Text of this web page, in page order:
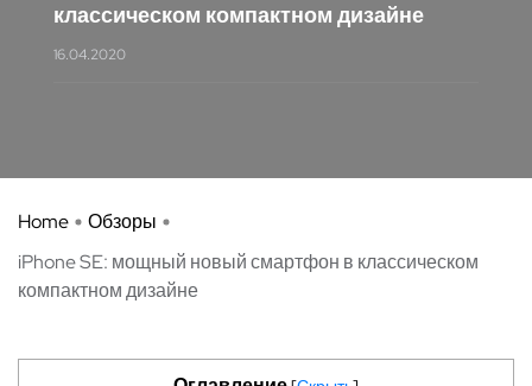
классическом компактном дизайне
16.04.2020
Home
Обзоры
iPhone SE: мощный новый смартфон в классическом
компактном дизайне